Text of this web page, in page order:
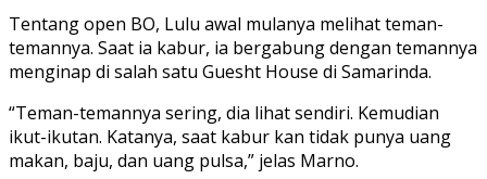
Tentang open BO, Lulu awal mulanya melihat teman-
temannya. Saat ia kabur, ia bergabung dengan temannya
menginap di salah satu Guesht House di Samarinda.
“Teman-temannya sering, dia lihat sendiri. Kemudian
ikut-ikutan. Katanya, saat kabur kan tidak punya uang
makan, baju, dan uang pulsa,” jelas Marno.